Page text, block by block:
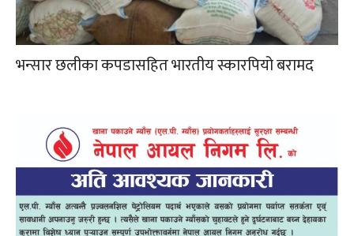
भन्सार छलीका कपडासहित भारतीय स्कारपियो बरामद